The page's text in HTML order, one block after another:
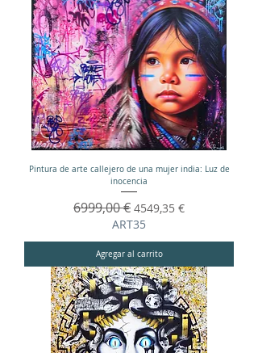
Pintura de arte callejero de una mujer india: Luz de
inocencia
Precio
6999,00 € Precio de oferta
4549,35 €
ART35
Agregar al carrito